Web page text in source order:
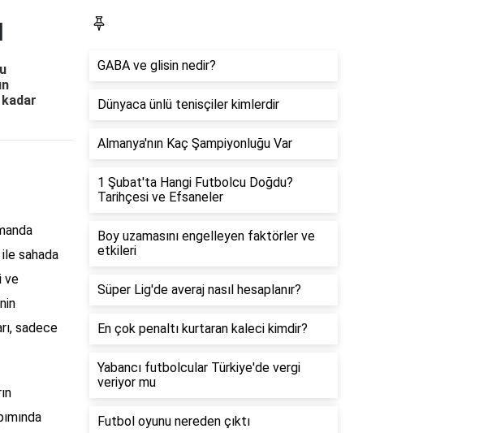
kadar
sahada
ve
sadece
GABA ve glisin nedir?
Dünyaca ünlü tenisçiler kimlerdir
Almanya'nın Kaç Şampiyonluğu Var
1 Şubat'ta Hangi Futbolcu Doğdu?
Tarihçesi ve Efsaneler
Boy uzamasını engelleyen faktörler ve
etkileri
Süper Lig'de averaj nasıl hesaplanır?
En çok penaltı kurtaran kaleci kimdir?
Yabancı futbolcular Türkiye'de vergi
veriyor mu
Futbol oyunu nereden çıktı